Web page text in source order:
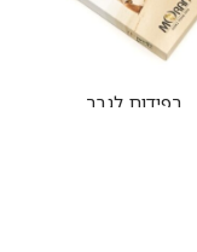
רפידות לגבר